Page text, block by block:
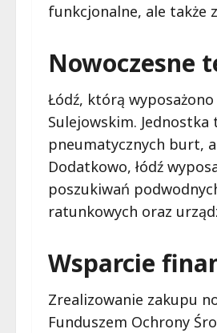
funkcjonalne, ale także
Nowoczesne
Łódź, którą
Sulejowskim.
pneumatycznych burt,
Dodatkowo, łódź
poszukiwań
ratunkowych oraz
Wsparcie
Zrealizowanie zakupu
Funduszem Ochrony